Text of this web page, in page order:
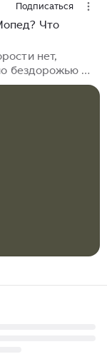
Подписаться
Что
нет,
бездорожью не
Так по